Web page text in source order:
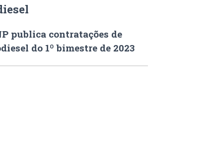
publica contratações de
do 1º bimestre de 2023